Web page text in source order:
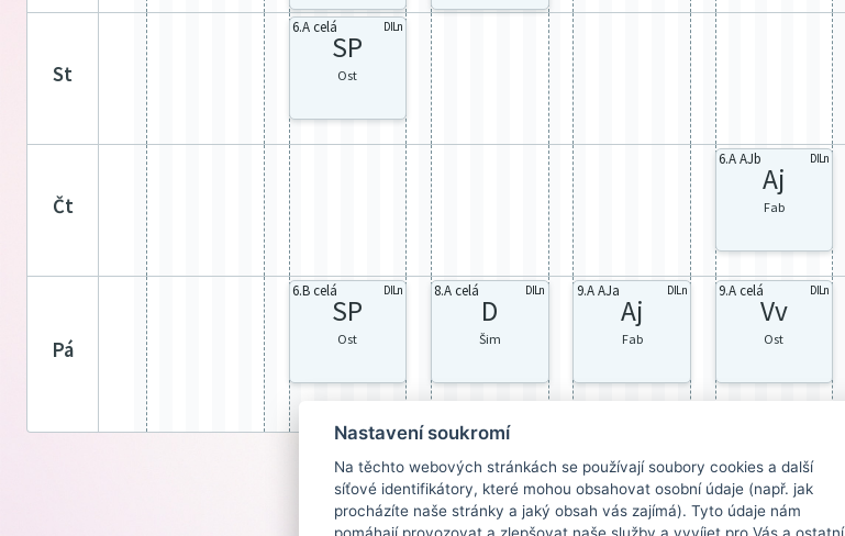
st
6.A celá DILn
SP
Ost
čt
6.A AJb DILn
Aj
Fab
pá
6.B celá DILn
SP
Ost
8.A celá DILn
D
Šim
9.A AJa DILn
Aj
Fab
9.A celá DILn
Vv
Ost
Nastavení soukromí
Na těchto webových stránkách se používají soubory cookies a další
síťové identifikátory, které mohou obsahovat osobní údaje (např. jak
procházíte naše stránky a jaký obsah vás zajímá). Tyto údaje nám